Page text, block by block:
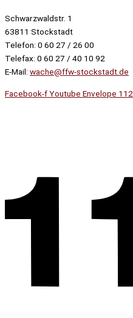
Schwarzwaldstr. 1
63811 Stockstadt
Telefon: 0 60 27 / 26 00
Telefax: 0 60 27 / 40 10 92
E-Mail: wache@ffw-stockstadt.de
Facebook-fYoutube Envelope 112